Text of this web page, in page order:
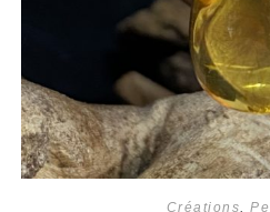
Créations,